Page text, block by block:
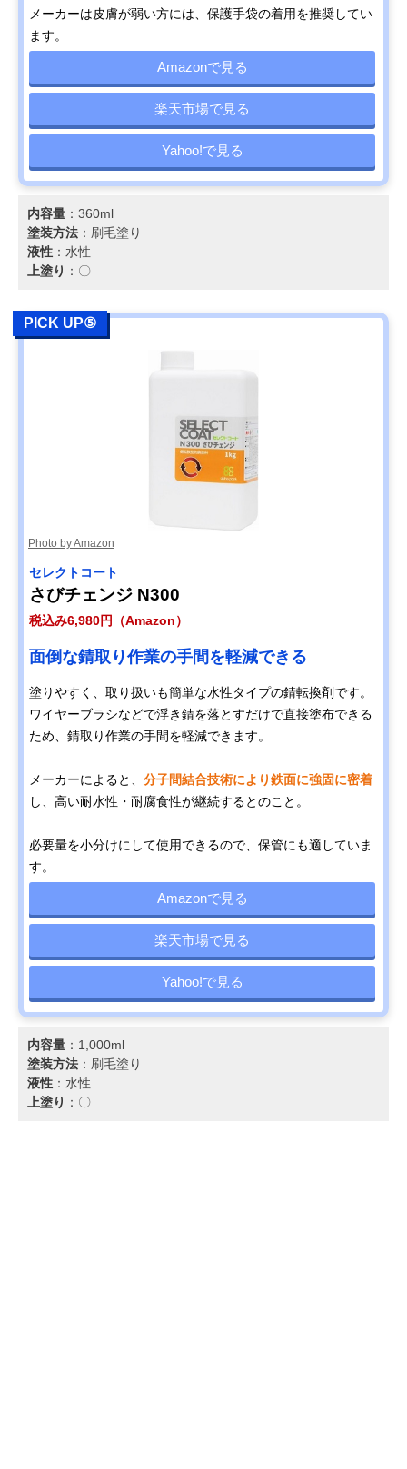
メーカーは皮膚が弱い方には、保護手袋の着用を推奨してい
ます。
Amazonで見る
楽天市場で見る
Yahoo!で見る
内容量 ：360ml
塗装方法 ：刷毛塗り
液性 ：水性
上塗り ：〇
PICK UP⑤
Photo by Amazon
セレクトコート
さびチェンジ N300
税込み6,980円（Amazon）
面倒な錆取り作業の手間を軽減できる
塗りやすく、取り扱いも簡単な水性タイプの錆転換剤です。
ワイヤーブラシなどで浮き錆を落とすだけで直接塗布できる
ため、錆取り作業の手間を軽減できます。
メーカーによると、 分子間結合技術により鉄面に強固に密着
し、高い耐水性・耐腐食性が継続するとのこと。
必要量を小分けにして使用できるので、保管にも適していま
す。
Amazonで見る
楽天市場で見る
Yahoo!で見る
内容量 ：1,000ml
塗装方法 ：刷毛塗り
液性 ：水性
上塗り ：〇